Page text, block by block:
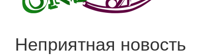
Неприятная новость